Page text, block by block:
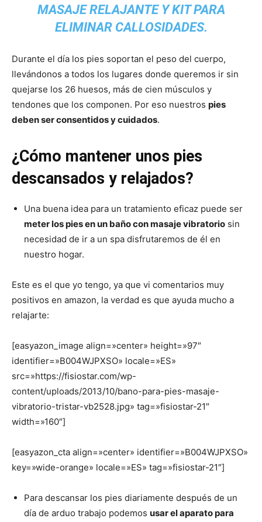
MASAJE RELAJANTE Y KIT PARA
ELIMINAR CALLOSIDADES.
Durante el día los pies soportan el peso del cuerpo,
llevándonos a todos los lugares donde queremos ir sin
quejarse los 26 huesos, más de cien músculos y
tendones que los componen. Por eso nuestros pies
deben ser consentidos y cuidados.
¿Cómo mantener unos pies
descansados y relajados?
Una buena idea para un tratamiento eficaz puede ser
meter los pies en un baño con masaje vibratorio sin
necesidad de ir a un spa disfrutaremos de él en
nuestro hogar.
Este es el que yo tengo, ya que vi comentarios muy
positivos en amazon, la verdad es que ayuda mucho a
relajarte:
[easyazon_image align=»center» height=»97″
identifier=»B004WJPXSO» locale=»ES»
src=»https://fisiostar.com/wp-
content/uploads/2013/10/bano-para-pies-masaje-
vibratorio-tristar-vb2528.jpg» tag=»fisiostar-21″
width=»160″]
[easyazon_cta align=»center» identifier=»B004WJPXSO»
key=»wide-orange» locale=»ES» tag=»fisiostar-21″]
Para descansar los pies diariamente después de un
día de arduo trabajo podemos usar el aparato para